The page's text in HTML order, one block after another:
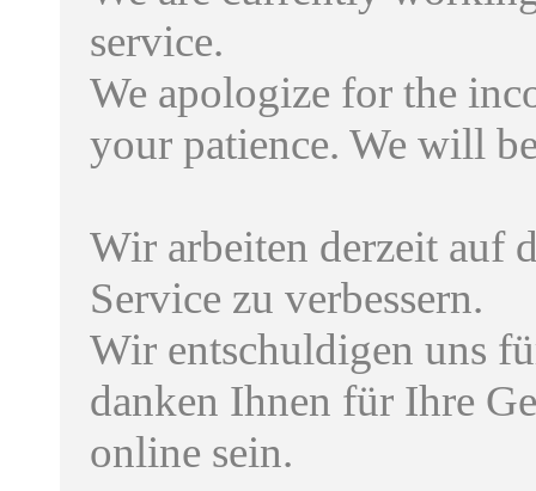
service.
We apologize for the
your patience. We will
Wir arbeiten derzeit auf
Service zu verbessern.
Wir entschuldigen uns
danken Ihnen für Ihre
online sein.